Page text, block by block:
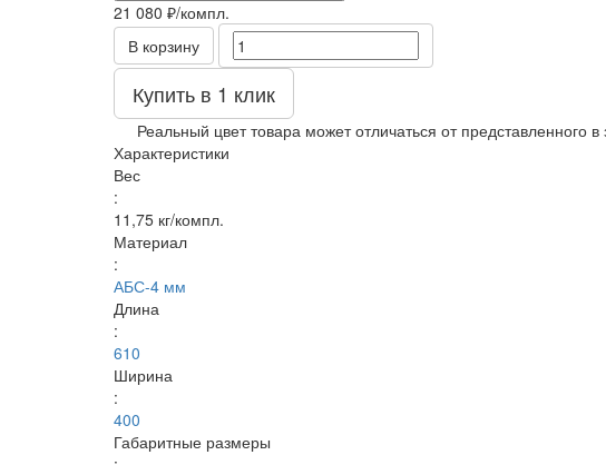
21 080 ₽/компл.
В корзину
Купить в 1 клик
Реальный цвет товара может отличаться от представленного
Характеристики
Вес
:
11,75 кг/компл.
Материал
:
АБС-4 мм
Длина
:
610
Ширина
:
400
Габаритные размеры